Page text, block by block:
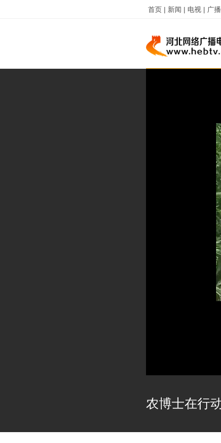
首页 | 新闻 | 电视 | 广
农博士在行